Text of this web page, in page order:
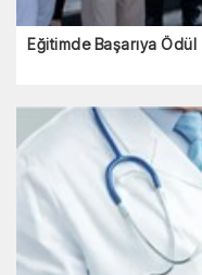
Eğitimde Başarıya Ödül